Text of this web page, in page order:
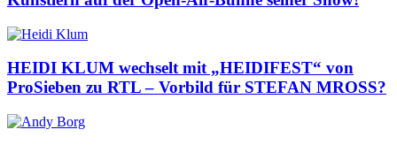
HEIDI KLUM wechselt mit „HEIDIFEST“ von
ProSieben zu RTL – Vorbild für STEFAN MROSS?